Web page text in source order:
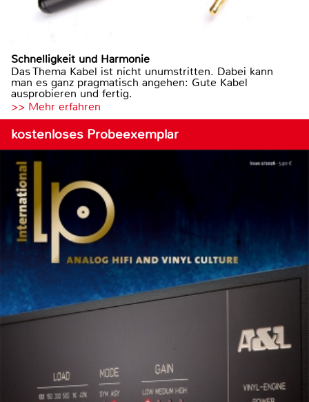
Schnelligkeit und Harmonie
Das Thema Kabel ist nicht unumstritten. Dabei kann
man es ganz pragmatisch angehen: Gute Kabel
ausprobieren und fertig.
>> Mehr erfahren
kostenloses Probeexemplar